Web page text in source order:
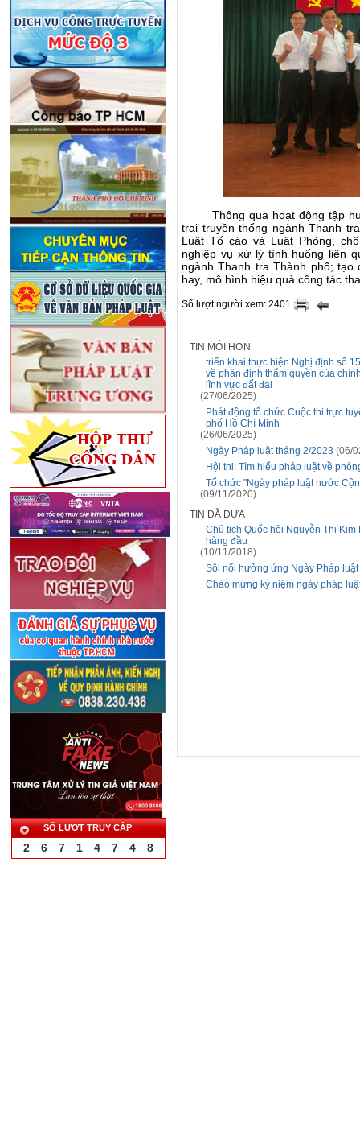
SỐ LƯỢT TRUY CẬP
2 6 7 1 4 7 4 8
Thông qua hoạt động tập
trại truyền thống ngành Thanh
Luật Tố cáovà Luật Phòng,
nghiệp vụ xử lý tình huống liên
ngành Thanh tra Thành phố; tạo
hay, mô hình hiệu quả công tác
Số lượt người xem: 2401
TIN MỚI HƠN
triển khai thực hiện Nghị định số
về phân định thẩm quyền của
lĩnh vực đất đai
(27/06/2025)
Phát động tổ chức Cuộc thi trực
phố Hồ Chí Minh
(26/06/2025)
Ngày Pháp luật tháng 2/2023 (06/
Hội thi: Tìm hiểu pháp luật về
Tổ chức "Ngày pháp luật nước
(09/11/2020)
TIN ĐÃ ĐƯA
Chủ tịch Quốc hội Nguyễn Thị
hàng đầu
(10/11/2018)
Sôi nổi hưởng ứng Ngày Pháp
Chào mừng kỷ niệm ngày pháp